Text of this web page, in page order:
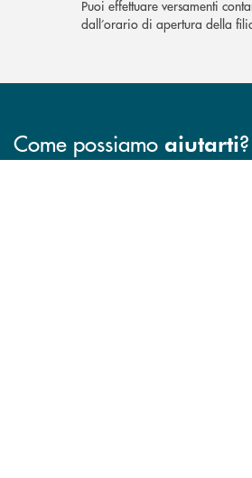
Puoi effettuare versamenti
dall’orario di apertura della
Come possiamo aiutarti?